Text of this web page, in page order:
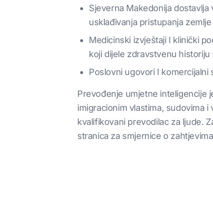
Sjeverna Makedonija
usklađivanja pristupanja zemlje
Medicinski izvještaji I klinički
koji dijele zdravstvenu
Poslovni ugovori I komercijalni
Prevođenje umjetne inteligencije
imigracionim vlastima, sudovima
kvalifikovani prevodilac za ljude.
stranica za smjernice o